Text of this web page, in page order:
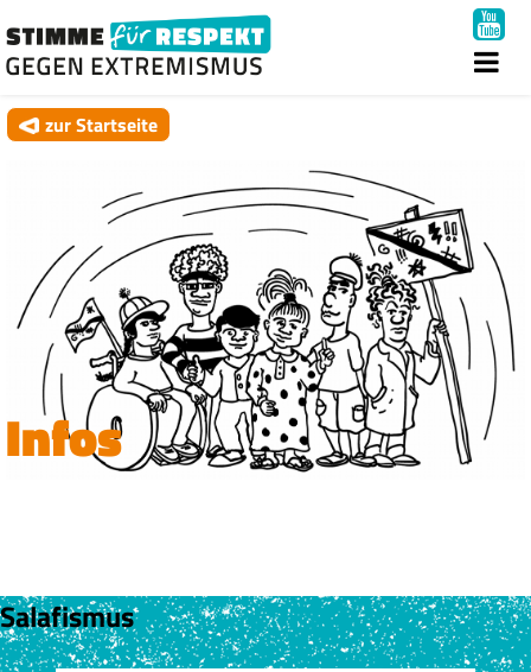
zur Startseite
Infos
Salafismus